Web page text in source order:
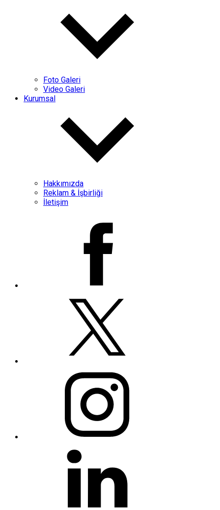
Foto Galeri
Video Galeri
Kurumsal
Hakkımızda
Reklam & İşbirliği
İletişim